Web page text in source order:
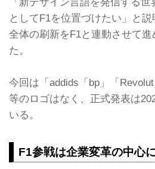
としてF1を位置づけたい」と
全体の刷新をF1と連動させて
た。
今回は「addids「bp」「
等のロゴはなく、正式発表は
いる。
F1参戦は企業変革の中心